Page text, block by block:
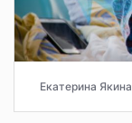
Екатерина Якина